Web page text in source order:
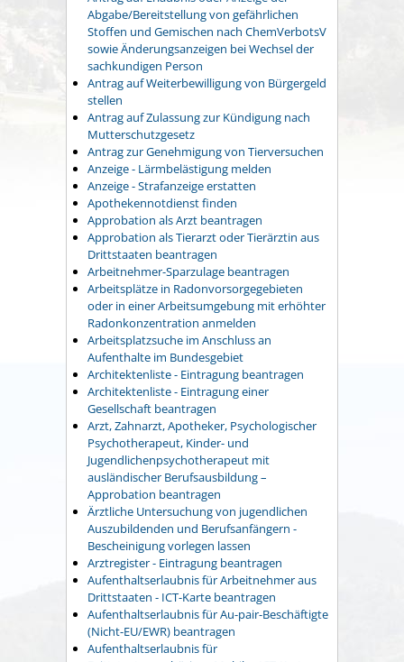
Abgabe/Bereitstellung von gefährlichen
Stoffen und Gemischen nach ChemVerbotsV
sowie Änderungsanzeigen bei Wechsel der
sachkundigen Person
Antrag auf Weiterbewilligung von Bürgergeld
stellen
Antrag auf Zulassung zur Kündigung nach
Mutterschutzgesetz
Antrag zur Genehmigung von Tierversuchen
Anzeige - Lärmbelästigung melden
Anzeige - Strafanzeige erstatten
Apothekennotdienst finden
Approbation als Arzt beantragen
Approbation als Tierarzt oder Tierärztin aus
Drittstaaten beantragen
Arbeitnehmer-Sparzulage beantragen
Arbeitsplätze in Radonvorsorgegebieten
oder in einer Arbeitsumgebung mit erhöhter
Radonkonzentration anmelden
Arbeitsplatzsuche im Anschluss an
Aufenthalte im Bundesgebiet
Architektenliste - Eintragung beantragen
Architektenliste - Eintragung einer
Gesellschaft beantragen
Arzt, Zahnarzt, Apotheker, Psychologischer
Psychotherapeut, Kinder- und
Jugendlichenpsychotherapeut mit
ausländischer Berufsausbildung –
Approbation beantragen
Ärztliche Untersuchung von jugendlichen
Auszubildenden und Berufsanfängern -
Bescheinigung vorlegen lassen
Arztregister - Eintragung beantragen
Aufenthaltserlaubnis für Arbeitnehmer aus
Drittstaaten - ICT-Karte beantragen
Aufenthaltserlaubnis für Au-pair-Beschäftigte
(Nicht-EU/EWR) beantragen
Aufenthaltserlaubnis für